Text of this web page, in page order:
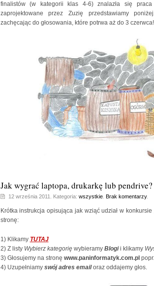
finalistów (w kategorii klas 4-6) znalazła się
zaprojektowane przez Zuzię przedstawiamy
zachęcając do głosowania, które potrwa aż do 3 czerwca!
Jak wygrać laptopa, drukarkę lub pendrive?
12 września 2011. Kategoria: wszystkie. Brak komentarzy.
Krótka instrukcja opisująca jak wziąć udział w
stronę:
1) Klikamy TUTAJ
2) Z listy Wybierz kategorięwybieramy Blogii klikamy
3) Głosujemy na stronę www.paninformatyk.com.pl
4) Uzupełniamy swój adres emailoraz oddajemy głos.